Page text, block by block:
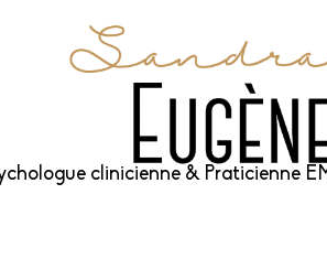
clinicienne & Praticienne